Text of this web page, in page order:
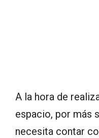
A la hora de
espacio, por más
necesita contar